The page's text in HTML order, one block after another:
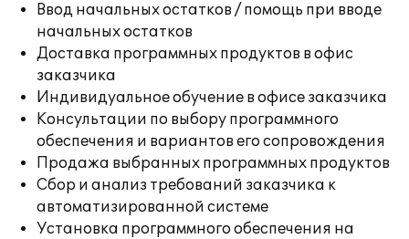
Ввод начальных остатков / помощь при вводе
начальных остатков
Доставка программных продуктов в офис
заказчика
Индивидуальное обучение в офисе заказчика
Консультации по выбору программного
обеспечения и вариантов его сопровождения
Продажа выбранных программных продуктов
Сбор и анализ требований заказчика к
автоматизированной системе
Установка программного обеспечения на